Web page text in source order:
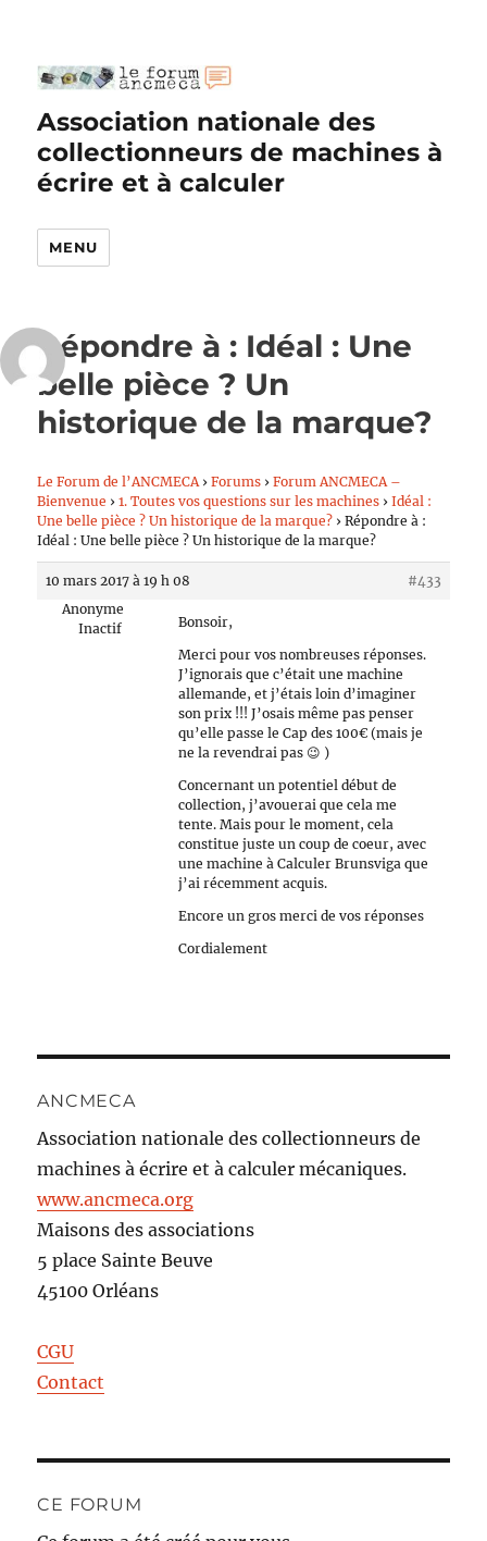
Association nationale des
collectionneurs de machines à
écrire et à calculer
MENU
Répondre à : Idéal : Une
belle pièce ? Un
historique de la marque?
Le Forum de l’ANCMECA › Forums › Forum ANCMECA –
Bienvenue › 1. Toutes vos questions sur les machines › Idéal :
Une belle pièce ? Un historique de la marque? › Répondre à :
Idéal : Une belle pièce ? Un historique de la marque?
10 mars 2017 à 19 h 08
#433
Anonyme
Inactif
Bonsoir,
Merci pour vos nombreuses réponses.
J’ignorais que c’était une machine
allemande, et j’étais loin d’imaginer
son prix !!! J’osais même pas penser
qu’elle passe le Cap des 100€ (mais je
ne la revendrai pas 😉 )
Concernant un potentiel début de
collection, j’avouerai que cela me
tente. Mais pour le moment, cela
constitue juste un coup de coeur, avec
une machine à Calculer Brunsviga que
j’ai récemment acquis.
Encore un gros merci de vos réponses
Cordialement
ANCMECA
Association nationale des collectionneurs de
machines à écrire et à calculer mécaniques.
www.ancmeca.org
Maisons des associations
5 place Sainte Beuve
45100 Orléans
CGU
Contact
CE FORUM